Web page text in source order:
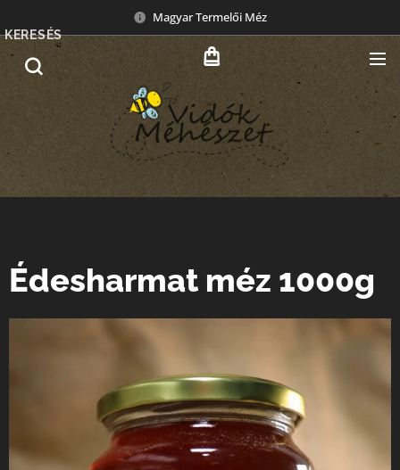
Magyar Termelői Méz
KERESÉS
Édesharmat méz 1000g